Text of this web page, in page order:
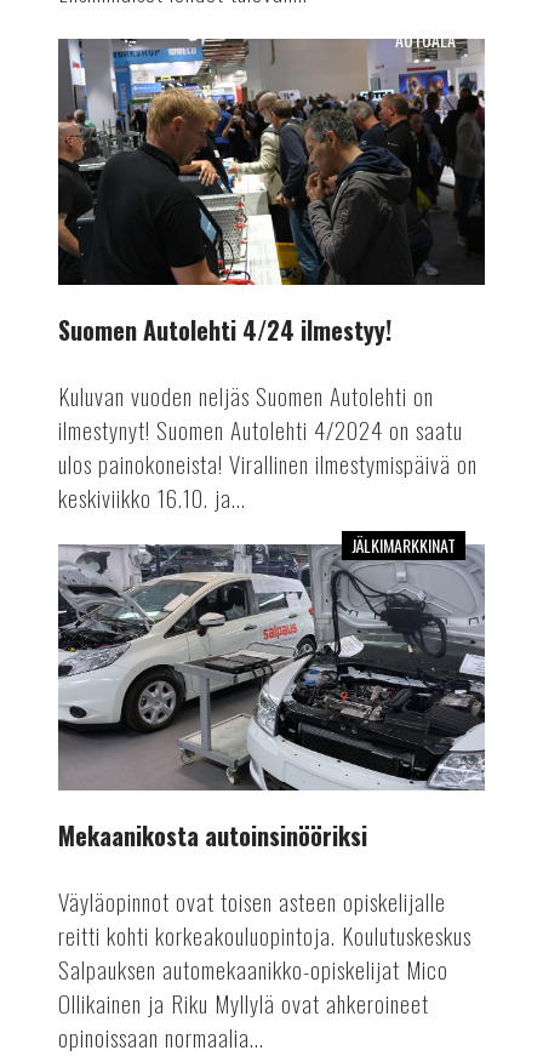
Suomen
Autolehti
4/24
ilmestyy!
AUTOALA
Suomen Autolehti 4/24 ilmestyy!
Kuluvan vuoden neljäs Suomen Autolehti on
ilmestynyt! Suomen Autolehti 4/2024 on saatu
ulos painokoneista! Virallinen ilmestymispäivä on
keskiviikko 16.10. ja...
Mekaanikosta
autoinsinööriksi
JÄLKIMARKKINAT
Mekaanikosta autoinsinööriksi
Väyläopinnot ovat toisen asteen opiskelijalle
reitti kohti korkeakouluopintoja. Koulutuskeskus
Salpauksen automekaanikko-opiskelijat Mico
Ollikainen ja Riku Myllylä ovat ahkeroineet
opinoissaan normaalia...